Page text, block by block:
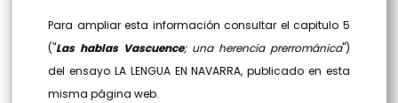
Para ampliar esta información consultar el capitulo 5
("Las hablas Vascuence; una herencia prerrománica")
del ensayo LA LENGUA EN NAVARRA, publicado en esta
misma página web.